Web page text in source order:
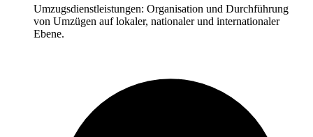
Umzugsdienstleistungen: Organisation und Durchführung
von Umzügen auf lokaler, nationaler und internationaler
Ebene.